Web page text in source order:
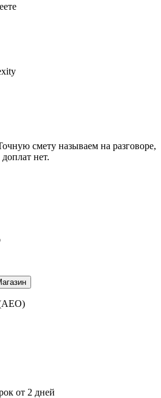
смету называем на разговоре,
нет.
от 2 дней